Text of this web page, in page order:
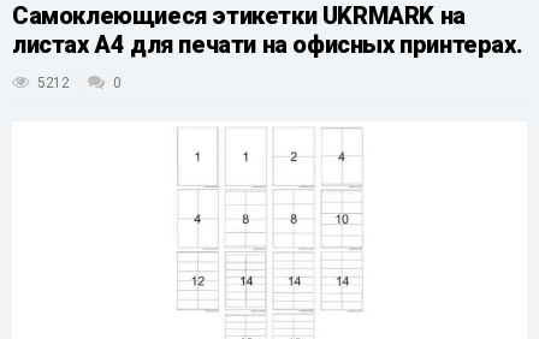
Самоклеющиеся этикетки UKRMARK на
листах А4 для печати на офисных принтерах.
5212 0